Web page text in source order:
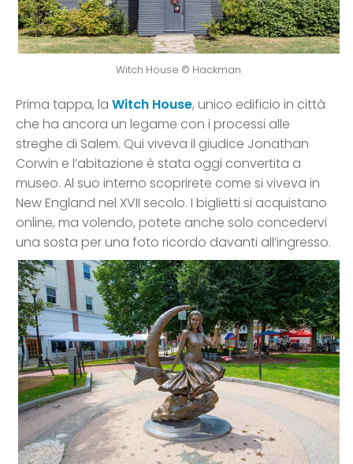
Witch House © Hackman
Prima tappa, la Witch House, unico edificio in città
che ha ancora un legame con i processi alle
streghe di Salem. Qui viveva il giudice Jonathan
Corwin e l’abitazione è stata oggi convertita a
museo. Al suo interno scoprirete come si viveva in
New England nel XVII secolo. I biglietti si acquistano
online, ma volendo, potete anche solo concedervi
una sosta per una foto ricordo davanti all’ingresso.